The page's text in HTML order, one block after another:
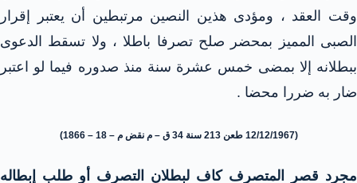
وقت العقد ، ومؤدى هذين النصين مرتبطين أن يعتبر إقرار
الصبى المميز بمحضر صلح تصرفا باطلا ، ولا تسقط الدعوى
ببطلانه إلا بمضى خمس عشرة سنة منذ صدوره فيما لو اعتبر
ضار به ضررا محضا .
(12/12/1967 طعن 213 سنة 34 ق – م نقض م – 18 – 1866)
مجرد قصر المتصرف كاف لبطلان التصرف أو طلب إبطاله